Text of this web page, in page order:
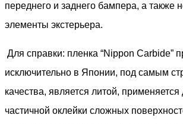
переднего и заднего бампера, а также
элементы экстерьера.
Для справки: пленка “Nippon Carbide”
исключительно в Японии, под самым
качества, является литой,
частичной оклейки сложных